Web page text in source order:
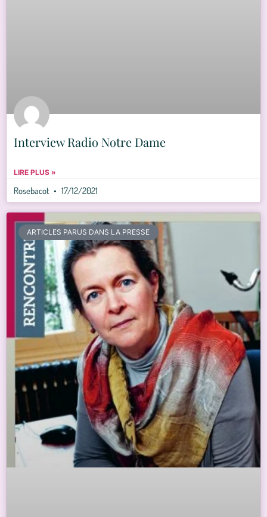
Interview Radio Notre Dame
LIRE PLUS »
Rosebacot 17/12/2021
ARTICLES PARUS DANS LA PRESSE